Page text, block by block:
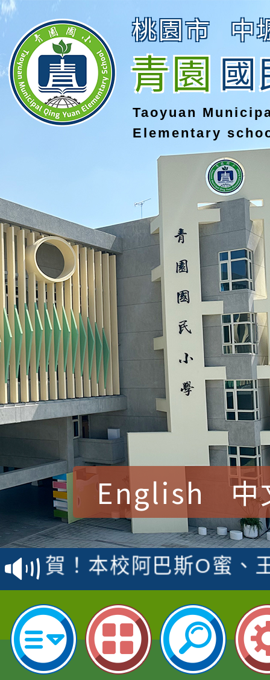
桃園市 中
青園國
Taoyuan
Elementary
English 中
賀！本校參加桃園市中
賽 洪綺君教師榮獲社
名
賀！本校阿巴斯O蜜、
倩參加桃園市科展 國
名 指導老師王老師、
賀！本校四年二班張O
園市英語競賽國小朗讀
指導老師林老師
賀！本校參加桃園市中
賽 劉文瑛教師榮獲教
賀！本校參與2026世